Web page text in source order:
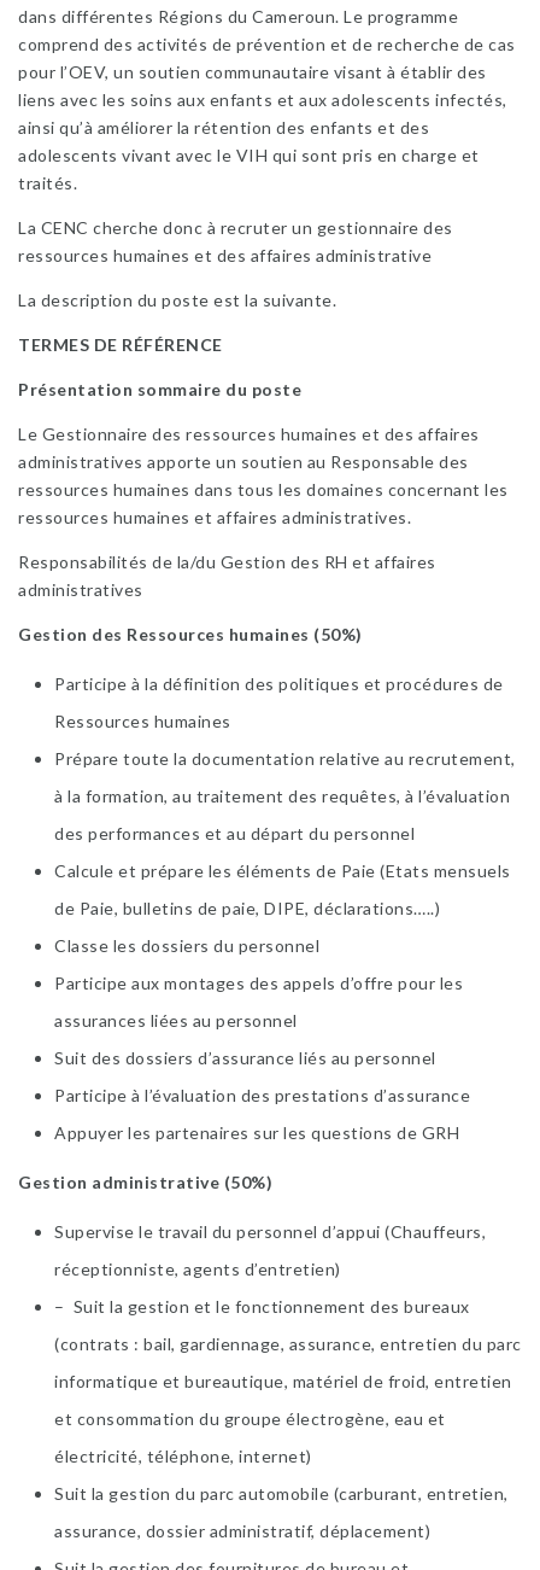
dans différentes Régions du Cameroun. Le programme
comprend des activités de prévention et de recherche de cas
pour l’OEV, un soutien communautaire visant à établir des
liens avec les soins aux enfants et aux adolescents infectés,
ainsi qu’à améliorer la rétention des enfants et des
adolescents vivant avec le VIH qui sont pris en charge et
traités.
La CENC cherche donc à recruter un gestionnaire des
ressources humaines et des affaires administrative
La description du poste est la suivante.
TERMES DE RÉFÉRENCE
Présentation sommaire du poste
Le Gestionnaire des ressources humaines et des affaires
administratives apporte un soutien au Responsable des
ressources humaines dans tous les domaines concernant les
ressources humaines et affaires administratives.
Responsabilités de la/du Gestion des RH et affaires
administratives
Gestion des Ressources humaines (50%)
Participe à la définition des politiques et procédures de
Ressources humaines
Prépare toute la documentation relative au recrutement,
à la formation, au traitement des requêtes, à l’évaluation
des performances et au départ du personnel
Calcule et prépare les éléments de Paie (Etats mensuels
de Paie, bulletins de paie, DIPE, déclarations…..)
Classe les dossiers du personnel
Participe aux montages des appels d’offre pour les
assurances liées au personnel
Suit des dossiers d’assurance liés au personnel
Participe à l’évaluation des prestations d’assurance
Appuyer les partenaires sur les questions de GRH
Gestion administrative (50%)
Supervise le travail du personnel d’appui (Chauffeurs,
réceptionniste, agents d’entretien)
– Suit la gestion et le fonctionnement des bureaux
(contrats : bail, gardiennage, assurance, entretien du parc
informatique et bureautique, matériel de froid, entretien
et consommation du groupe électrogène, eau et
électricité, téléphone, internet)
Suit la gestion du parc automobile (carburant, entretien,
assurance, dossier administratif, déplacement)